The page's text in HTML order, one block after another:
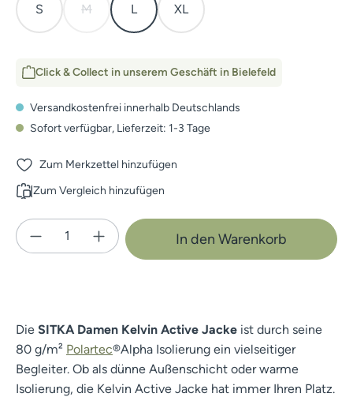
S M
(Diese Option ist zurzeit nicht verfügbar.)
L XL
Click & Collect in unserem Geschäft in Bielefeld
Versandkostenfrei innerhalb Deutschlands
Sofort verfügbar, Lieferzeit: 1-3 Tage
Zum Merkzettel hinzufügen
Zum Vergleich hinzufügen
Produkt Anzahl: Gib den gewünschten
In den Warenkorb
Die SITKA Damen Kelvin Active Jacke ist durch seine
80 g/m² Polartec®Alpha Isolierung ein vielseitiger
Begleiter. Ob als dünne Außenschicht oder warme
Isolierung, die Kelvin Active Jacke hat immer Ihren Platz.